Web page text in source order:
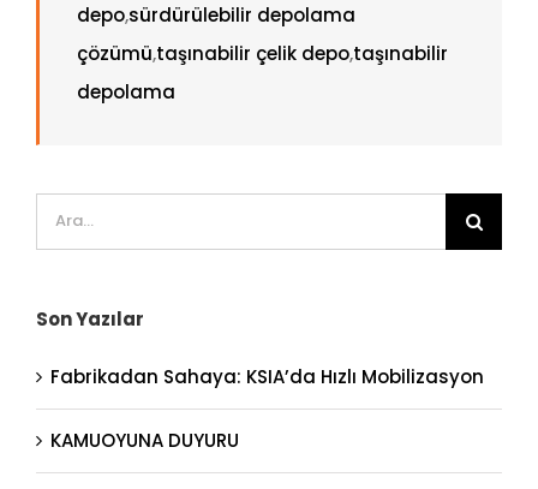
depo,sürdürülebilir depolama
çözümü,taşınabilir çelik depo,taşınabilir
depolama
Ara:
Son Yazılar
Fabrikadan Sahaya: KSIA’da Hızlı Mobilizasyon
KAMUOYUNA DUYURU